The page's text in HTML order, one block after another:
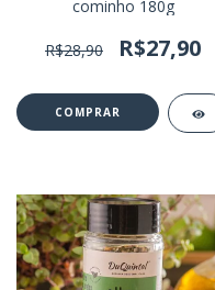
cominho 180g
R$28,90 R$27,90